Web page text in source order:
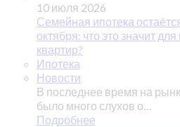
10 июля 2026
Семейная ипотека
октября: что это значит
квартир?
Ипотека
Новости
В последнее время на
было много слухов о…
Подробнее